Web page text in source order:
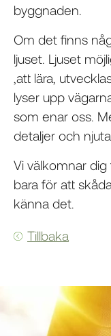
byggnaden.
Om det finns
ljuset. Ljuset
,att lära,
lyser upp
som enar oss.
detaljer och
Vi välkomnar dig
bara för att
känna det.
Tillbaka